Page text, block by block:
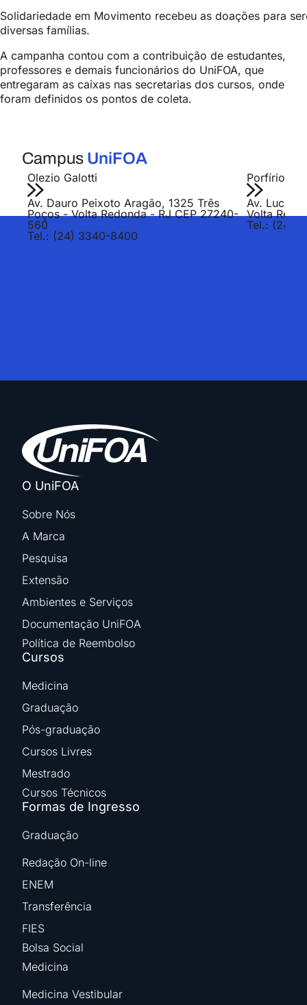
Solidariedade em Movimento recebeu as doações para
diversas famílias.
A campanha contou com a contribuição de estudantes,
professores e demais funcionários do UniFOA, que
entregaram as caixas nas secretarias dos cursos, onde
foram definidos os pontos de coleta.
Campus UniFOA
Olezio Galotti
Av. Dauro Peixoto Aragão, 1325 Três
Poços - Volta Redonda - RJ CEP 27240-
560
Tel.: (24) 3340-8400
Porfírio
Av. Lucas
Volta
Tel.: (24)
O UniFOA
Sobre Nós
A Marca
Pesquisa
Extensão
Ambientes e Serviços
Documentação UniFOA
Política de Reembolso
Cursos
Medicina
Graduação
Pós-graduação
Cursos Livres
Mestrado
Cursos Técnicos
Formas de Ingresso
Graduação
Redação On-line
ENEM
Transferência
FIES
Bolsa Social
Medicina
Medicina Vestibular